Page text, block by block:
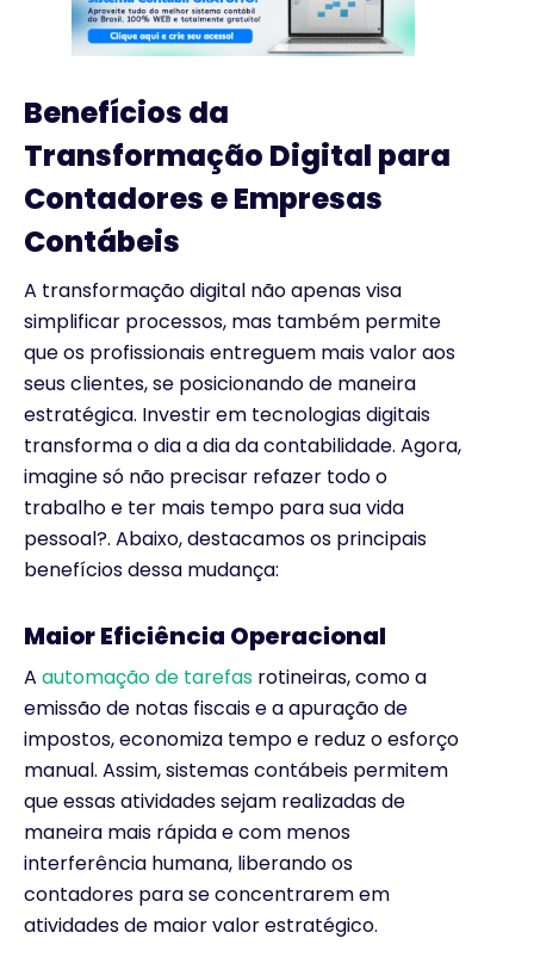
Benefícios da
Transformação Digital para
Contadores e Empresas
Contábeis
A transformação digital não apenas visa
simplificar processos, mas também permite
que os profissionais entreguem mais valor aos
seus clientes, se posicionando de maneira
estratégica. Investir em tecnologias digitais
transforma o dia a dia da contabilidade. Agora,
imagine só não precisar refazer todo o
trabalho e ter mais tempo para sua vida
pessoal?. Abaixo, destacamos os principais
benefícios dessa mudança:
Maior Eficiência Operacional
A automação de tarefas rotineiras, como a
emissão de notas fiscais e a apuração de
impostos, economiza tempo e reduz o esforço
manual. Assim, sistemas contábeis permitem
que essas atividades sejam realizadas de
maneira mais rápida e com menos
interferência humana, liberando os
contadores para se concentrarem em
atividades de maior valor estratégico.